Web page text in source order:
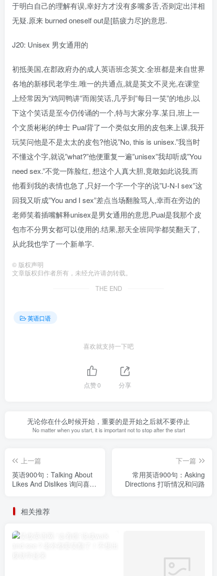
于明白自己的理解有误,幸好方才没有多嘴多舌,否则定出洋相
无疑.原来 burned oneself out是[筋疲力尽]的意思.
J20: Unisex 男女通用的
初抵美国,在郡政府办的成人英语班念英文.全班都是来自世界
各地的新移民老学生.唯一的共通点,就是英文不灵光,在课堂
上经常因为”鸡同鸭讲”而闹笑话,几乎到”每日一笑”的地步,以
下这个笑话是至今仍传诵的一个,特与大家分享.某日,班上一
个文质彬彬的绅士 Pual背了一个类似女用的皮包来上课,我开
玩笑问他是不是太太的皮包?他说”No, this is unisex.”我当时
不懂这个字,就说”what?”他便重复一遍”unisex”我却听成”You
need sex.”不觉一阵脸红, 想这个人真大胆,竟敢如此说我,而
他看到我的表情也急了,只好一个字一个字的说”U-N-I sex”这
回我又听成”You and I sex”差点当场翻脸骂人,幸而在旁边的
老师笑着插嘴解释unisex是男女通用的意思,Pual是我那个皮
包市不分男女都可以使用的.结果,那天全班同学都笑翻天了,
从此我也学了一个新单字.
© 版权声明
文章版权归作者所有，未经允许请勿转载。
THE END
英语口语
喜欢就支持一下吧
点赞0 分享
无论你在什么时候开始，重要的是开始之后就不要停止
No matter when you start, it is important not to stop after the start
上一篇
英语900句：Talking About
Likes And Dislikes 询问喜欢
下一篇
常用英语900句：Asking
Directions 打听情况和问路
相关推荐